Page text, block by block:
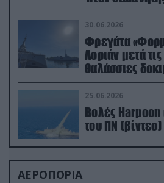
μεταναστών
30.06.2026
Φρεγάτα
Λοριάν μετά
θαλάσσιες δοκιμές στον
απαιτητικό
25.06.2026
Βολές Harpoon
του ΠΝ (βίντεο)
ΑΕΡΟΠΟΡΙΑ